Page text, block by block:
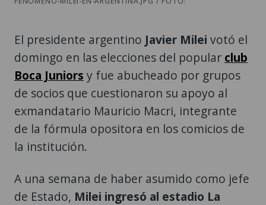
El presidente argentino Javier Milei votó el
domingo en las elecciones del popular club
Boca Juniors y fue abucheado por grupos
de socios que cuestionaron su apoyo al
exmandatario Mauricio Macri, integrante
de la fórmula opositora en los comicios de
la institución.
A una semana de haber asumido como jefe
de Estado, Milei ingresó al estadio La